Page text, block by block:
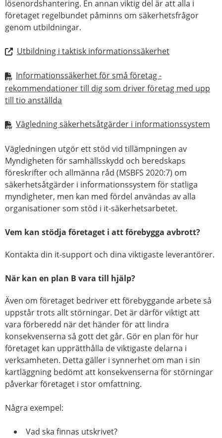
lösenordshantering. En annan viktig del är att alla i
företaget regelbundet påminns om säkerhetsfrågor
genom utbildningar.
Utbildning i taktisk informationssäkerhet
Informationssäkerhet för små företag -
rekommendationer till dig som driver företag med upp
till tio anställda
Vägledning säkerhetsåtgärder i informationssystem
Vägledningen utgör ett stöd vid tillämpningen av
Myndigheten för samhällsskydd och beredskaps
föreskrifter och allmänna råd (MSBFS 2020:7) om
säkerhetsåtgärder i informationssystem för statliga
myndigheter, men kan med fördel användas av alla
organisationer som stöd i it-säkerhetsarbetet.
Vem kan stödja företaget i att förebygga avbrott?
Kontakta din it-support och dina viktigaste leverantörer.
När kan en plan B vara till hjälp?
Även om företaget bedriver ett förebyggande arbete så
uppstår trots allt störningar. Det är därför viktigt att
vara förberedd när det händer för att lindra
konsekvenserna så gott det går. Gör en plan för hur
företaget kan upprätthålla de viktigaste delarna i
verksamheten. Detta gäller i synnerhet om man i sin
kartläggning bedömt att konsekvenserna för störningar
påverkar företaget i stor omfattning.
Några exempel:
Vad ska finnas utskrivet?